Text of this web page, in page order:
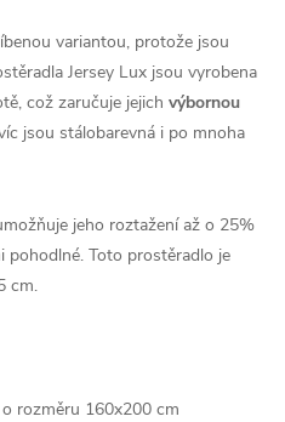
variantou, protože jsou
Jersey Lux jsou vyrobena
což zaručuje jejich výbornou
jsou stálobarevná i po mnoha
jeho roztažení až o 25%
pohodlné. Toto prostěradlo je
cm.
rozměru 160x200 cm